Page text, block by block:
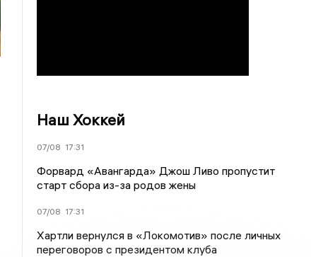
Наш Хоккей
07/08 17:31
Форвард «Авангарда» Джош Ливо пропустит
старт сбора из-за родов жены
07/08 17:31
Хартли вернулся в «Локомотив» после личных
переговоров с президентом клуба